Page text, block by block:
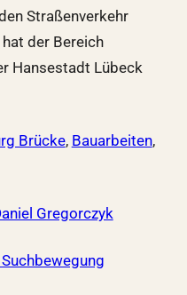
Straßenverkehr
der Bereich
Hansestadt Lübeck
Brücke, Bauarbeiten,
Gregorczyk